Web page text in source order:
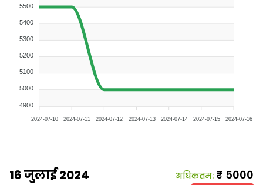
5500
5400
5300
5200
5100
5000
4900
2024-07-10 2024-07-11 2024-07-12 2024-07-13 2024-07-14 2024-07-15 2024-07-16
16 जुलाई 2024 अधिकतम: ₹ 5000